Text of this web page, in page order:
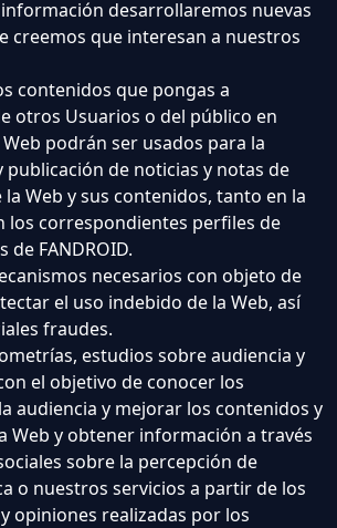
desarrollaremos nuevas
creemos que interesan a nuestros
contenidos que pongas a
otros Usuarios o del público en
podrán ser usados para la
publicación de noticias y notas de
Web y sus contenidos, tanto en la
los correspondientes perfiles de
de FANDROID.
necesarios con objeto de
el uso indebido de la Web, así
fraudes.
estudios sobre audiencia y
el objetivo de conocer los
audiencia y mejorar los contenidos y
Web y obtener información a través
sobre la percepción de
o nuestros servicios a partir de los
opiniones realizadas por los